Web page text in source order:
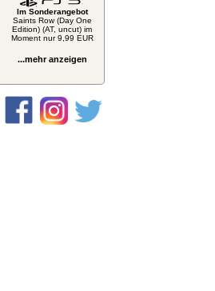
Im Sonderangebot
Saints Row (Day One
Edition) (AT, uncut) im
Moment nur 9,99 EUR
...mehr anzeigen